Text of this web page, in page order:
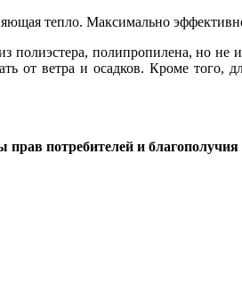
тепло. Максимально
полипропилена, но не
от ветра и осадков. Кроме
потребителей и